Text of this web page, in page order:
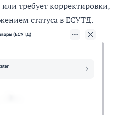
требует корректировки,
статуса в ЕСУТД.